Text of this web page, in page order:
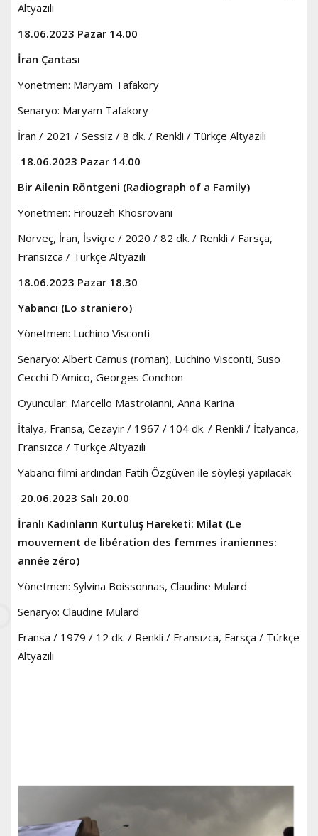
Altyazılı
18.06.2023 Pazar 14.00
İran Çantası
Yönetmen: Maryam Tafakory
Senaryo: Maryam Tafakory
İran / 2021 / Sessiz / 8 dk. / Renkli / Türkçe Altyazılı
18.06.2023 Pazar 14.00
Bir Ailenin Röntgeni (Radiograph of a Family)
Yönetmen: Firouzeh Khosrovani
Norveç, İran, İsviçre / 2020 / 82 dk. / Renkli / Farsça,
Fransızca / Türkçe Altyazılı
18.06.2023 Pazar 18.30
Yabancı (Lo straniero)
Yönetmen: Luchino Visconti
Senaryo: Albert Camus (roman), Luchino Visconti, Suso
Cecchi D'Amico, Georges Conchon
Oyuncular: Marcello Mastroianni, Anna Karina
İtalya, Fransa, Cezayir / 1967 / 104 dk. / Renkli / İtalyanca,
Fransızca / Türkçe Altyazılı
Yabancı filmi ardından Fatih Özgüven ile söyleşi yapılacak
20.06.2023 Salı 20.00
İranlı Kadınların Kurtuluş Hareketi: Milat (Le
mouvement de libération des femmes iraniennes:
année zéro)
Yönetmen: Sylvina Boissonnas, Claudine Mulard
Senaryo: Claudine Mulard
Fransa / 1979 / 12 dk. / Renkli / Fransızca, Farsça / Türkçe
Altyazılı